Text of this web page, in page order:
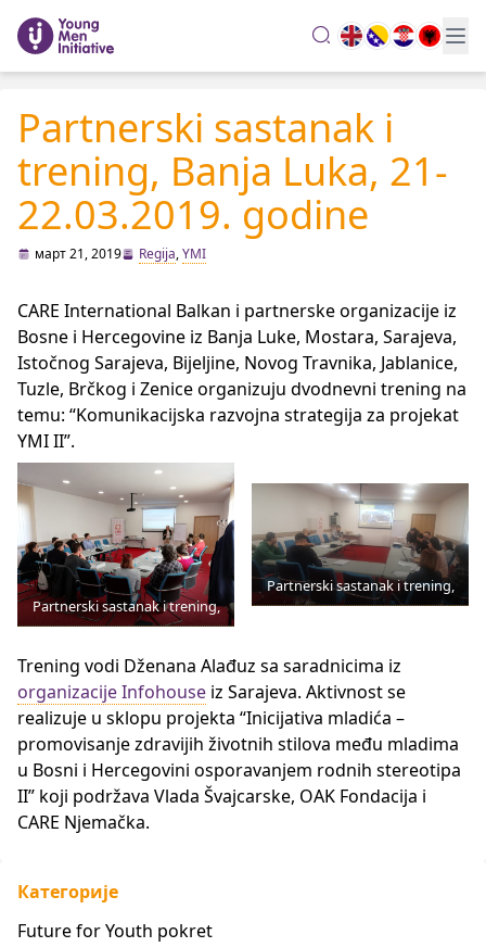
search
Partnerski sastanak i
trening, Banja Luka, 21-
22.03.2019. godine
март 21, 2019 Regija,YMI
CARE International Balkan i partnerske organizacije iz
Bosne i Hercegovine iz Banja Luke, Mostara, Sarajeva,
Istočnog Sarajeva, Bijeljine, Novog Travnika, Jablanice,
Tuzle, Brčkog i Zenice organizuju dvodnevni trening na
temu: “Komunikacijska razvojna strategija za projekat
YMI II”.
Partnerski sastanak i trening,
Partnerski sastanak i trening,
Trening vodi Dženana Alađuz sa saradnicima iz
organizacije Infohouse iz Sarajeva. Aktivnost se
realizuje u sklopu projekta “Inicijativa mladića –
promovisanje zdravijih životnih stilova među mladima
u Bosni i Hercegovini osporavanjem rodnih stereotipa
II” koji podržava Vlada Švajcarske, OAK Fondacija i
CARE Njemačka.
Категорије
Future for Youth pokret